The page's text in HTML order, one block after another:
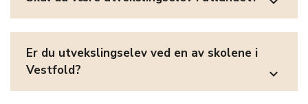
Er du utvekslingselev ved en av skolene i
Vestfold?
expand_more